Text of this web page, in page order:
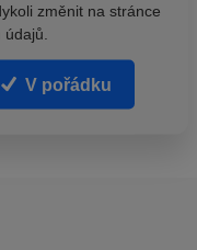
změnit na stránce
V pořádku